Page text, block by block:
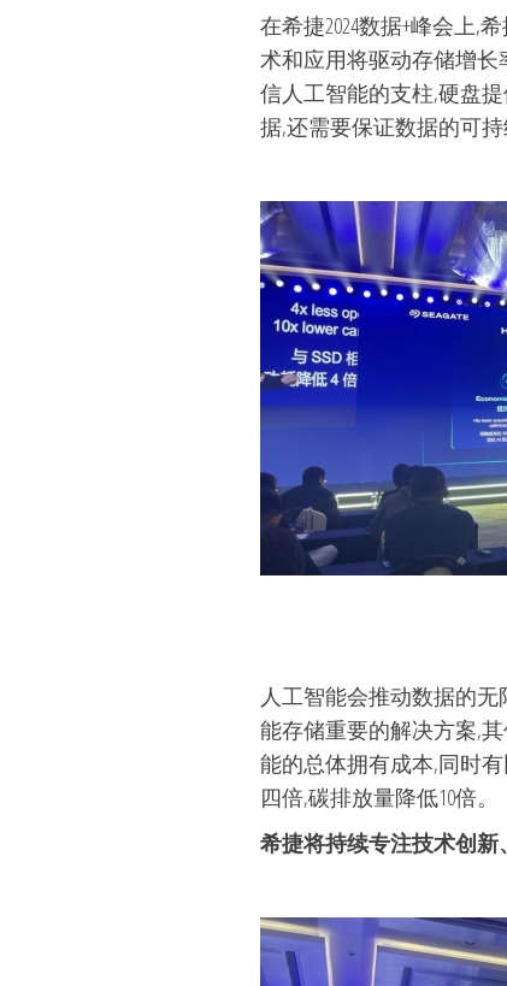
在希捷2024数据+峰会上,
术和应用将驱动存储增长
信人工智能的支柱,硬盘
据,还需要保证数据的可
人工智能会推动数据的
能存储重要的解决方案,
能的总体拥有成本,同时有
四倍,碳排放量降低10倍。
希捷将持续专注技术创